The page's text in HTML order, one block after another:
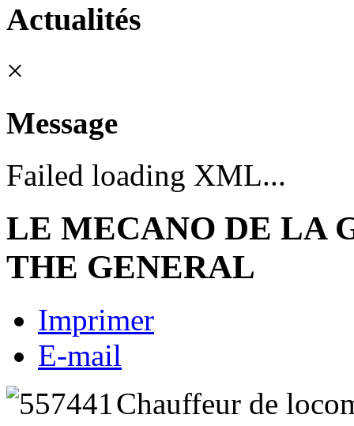
Actualités
×
Message
Failed loading XML...
LE MECANO DE LA
THE GENERAL
Imprimer
E-mail
Chauffeur de